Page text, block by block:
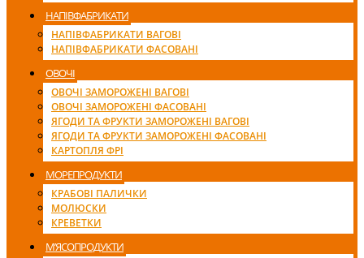
НАПІВФАБРИКАТИ
НАПІВФАБРИКАТИ ВАГОВІ
НАПІВФАБРИКАТИ ФАСОВАНІ
ОВОЧІ
ОВОЧІ ЗАМОРОЖЕНІ ВАГОВІ
ОВОЧІ ЗАМОРОЖЕНІ ФАСОВАНІ
ЯГОДИ ТА ФРУКТИ ЗАМОРОЖЕНІ ВАГОВІ
ЯГОДИ ТА ФРУКТИ ЗАМОРОЖЕНІ ФАСОВАНІ
КАРТОПЛЯ ФРІ
МОРЕПРОДУКТИ
КРАБОВІ ПАЛИЧКИ
МОЛЮСКИ
КРЕВЕТКИ
М’ЯСОПРОДУКТИ